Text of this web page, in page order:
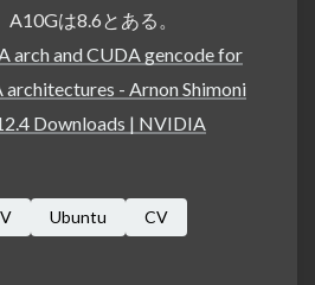
A10Gは8.6とある。
arch and CUDA gencode for
- Arnon Shimoni
Downloads | NVIDIA
Ubuntu
CV